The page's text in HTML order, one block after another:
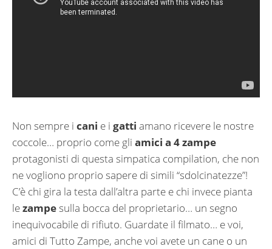
Non sempre i cani e i gatti amano ricevere le nostre
coccole… proprio come gli amici a 4 zampe
protagonisti di questa simpatica compilation, che non
ne vogliono proprio sapere di simili “sdolcinatezze”!
C’è chi gira la testa dall’altra parte e chi invece pianta
lezampesulla bocca del proprietario… un segno
inequivocabile di rifiuto. Guardate il filmato… e voi,
amici di Tutto Zampe, anche voi avete un cane o un